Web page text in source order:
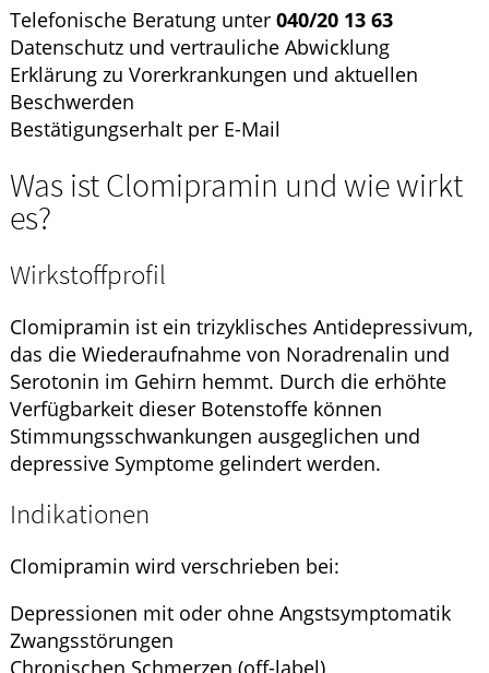
Telefonische Beratung unter 040/20 13 63
Datenschutz und vertrauliche Abwicklung
Erklärung zu Vorerkrankungen und aktuellen
Beschwerden
Bestätigungserhalt per E-Mail
Was ist Clomipramin und wie wirkt
es?
Wirkstoffprofil
Clomipramin ist ein trizyklisches Antidepressivum,
das die Wiederaufnahme von Noradrenalin und
Serotonin im Gehirn hemmt. Durch die erhöhte
Verfügbarkeit dieser Botenstoffe können
Stimmungsschwankungen ausgeglichen und
depressive Symptome gelindert werden.
Indikationen
Clomipramin wird verschrieben bei:
Depressionen mit oder ohne Angstsymptomatik
Zwangsstörungen
Chronischen Schmerzen (off-label)